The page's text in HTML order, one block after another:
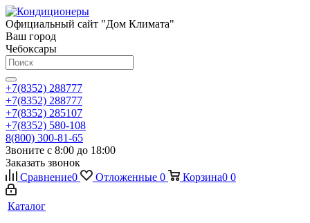
Официальный сайт "Дом Климата"
Ваш город
Чебоксары
+7(8352) 288777
+7(8352) 288777
+7(8352) 285107
+7(8352) 580-108
8(800) 300-81-65
Звоните с 8:00 до 18:00
Заказать звонок
Сравнение0 Отложенные 0 Корзина0 0
Каталог